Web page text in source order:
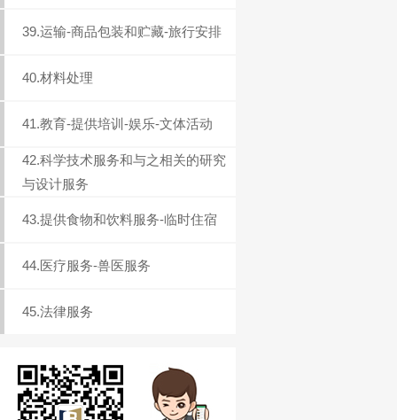
39.运输-商品包装和贮藏-旅行安排
40.材料处理
41.教育-提供培训-娱乐-文体活动
42.科学技术服务和与之相关的研究
与设计服务
43.提供食物和饮料服务-临时住宿
44.医疗服务-兽医服务
45.法律服务